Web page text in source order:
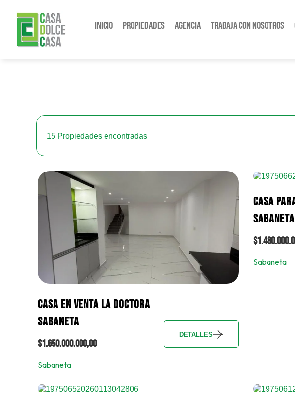
Inicio Propiedades Agencia Trabaja con nosotros
15 Propiedades encontradas
CASA EN VENTA LA DOCTORA
SABANETA
$1.650.000.000,00
Sabaneta
DETALLES
CASA
Sabaneta